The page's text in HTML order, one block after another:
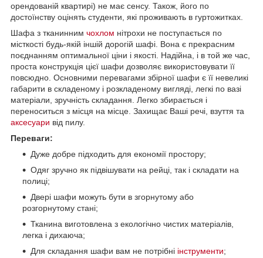
орендованій квартирі) не має сенсу. Також, його по
достоїнству оцінять студенти, які проживають в гуртожитках.
Шафа з тканинним чохлом нітрохи не поступається по
місткості будь-якій іншій дорогій шафі. Вона є прекрасним
поєднанням оптимальної ціни і якості. Надійна, і в той же час,
проста конструкція цієї шафи дозволяє використовувати її
повсюдно. Основними перевагами збірної шафи є її невеликі
габарити в складеному і розкладеному вигляді, легкі по вазі
матеріали, зручність складання. Легко збирається і
переноситься з місця на місце. Захищає Ваші речі, взуття та
аксесуари від пилу.
Переваги:
Дуже добре підходить для економії простору;
Одяг зручно як підвішувати на рейці, так і складати на
полиці;
Двері шафи можуть бути в згорнутому або
розгорнутому стані;
Тканина виготовлена ​​з екологічно чистих матеріалів,
легка і дихаюча;
Для складання шафи вам не потрібні інструменти;